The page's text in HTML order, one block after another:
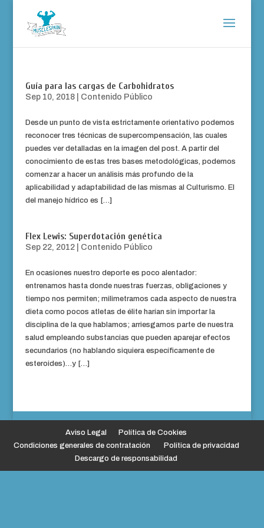
Guía para las cargas de Carbohidratos
Sep 10, 2018| Contenido Público
Desde un punto de vista estrictamente orientativo podemos
reconocer tres técnicas de supercompensación, las cuales
puedes ver detalladas en la imagen del post. A partir del
conocimiento de estas tres bases metodológicas, podemos
comenzar a hacer un análisis más profundo de la
aplicabilidad y adaptabilidad de las mismas al Culturismo. El
del manejo hídrico es […]
Flex Lewis: Superdotación genética
Sep 22, 2012| Contenido Público
En ocasiones nuestro deporte es poco alentador:
entrenamos hasta donde nuestras fuerzas, obligaciones y
tiempo nos permiten; milimetramos cada aspecto de nuestra
dieta como pocos atletas de élite harían sin importar la
disciplina de la que hablamos; arriesgamos parte de nuestra
salud empleando substancias que pueden aparejar efectos
secundarios (no hablando siquiera específicamente de
esteroides)…y […]
Aviso Legal
Política de Cookies
Condiciones generales de contratación
Política de privacidad
Descargo de responsabilidad